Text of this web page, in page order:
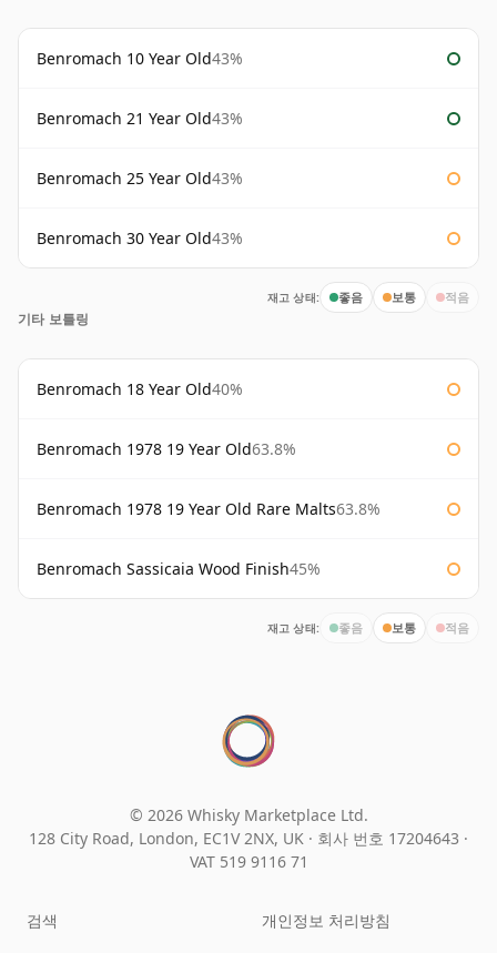
Benromach 10 Year Old43%
Benromach 21 Year Old43%
Benromach 25 Year Old43%
Benromach 30 Year Old43%
재고 상태: 좋음 보통 적음
기타 보틀링
Benromach 18 Year Old40%
Benromach 1978 19 Year Old63.8%
Benromach 1978 19 Year Old Rare Malts63.8%
Benromach Sassicaia Wood Finish45%
재고 상태: 좋음 보통 적음
© 2026 Whisky Marketplace Ltd.
128 City Road, London, EC1V 2NX, UK · 회사 번호 17204643 ·
VAT 519 9116 71
검색
개인정보 처리방침